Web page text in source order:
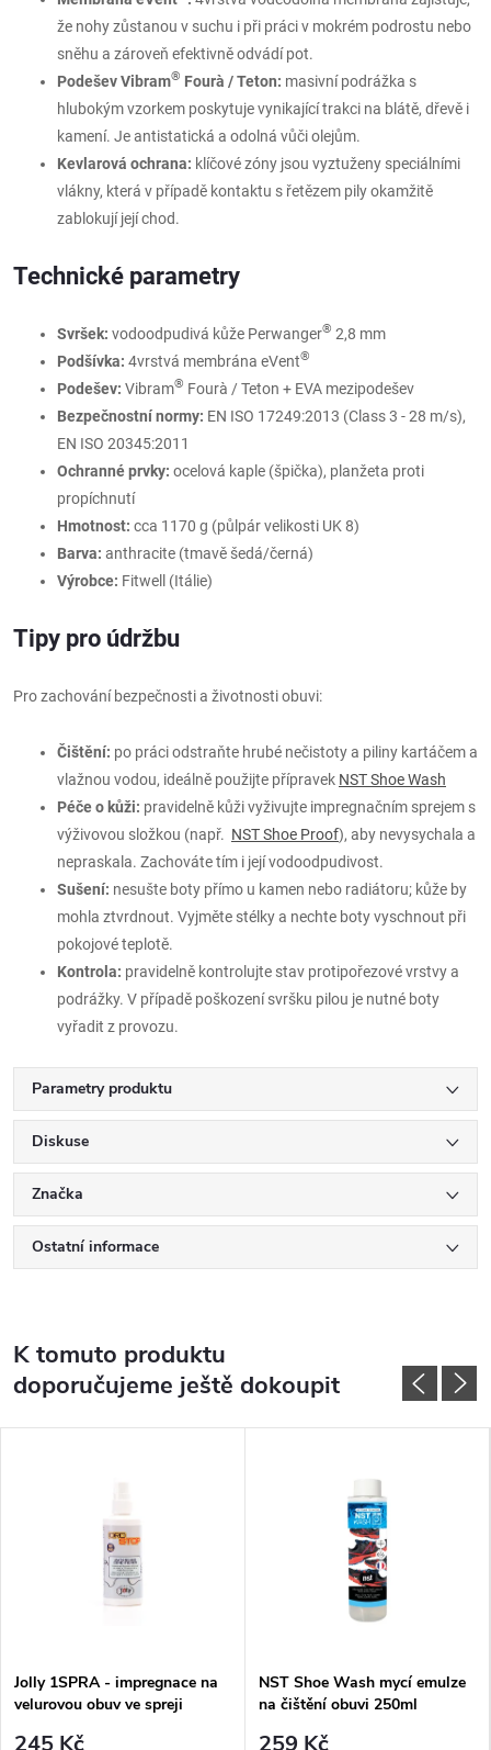
že nohy zůstanou v suchu i při práci v mokrém podrostu nebo
sněhu a zároveň efektivně odvádí pot.
Podešev Vibram® Fourà / Teton: masivní podrážka s
hlubokým vzorkem poskytuje vynikající trakci na blátě, dřevě i
kamení. Je antistatická a odolná vůči olejům.
Kevlarová ochrana: klíčové zóny jsou vyztuženy speciálními
vlákny, která v případě kontaktu s řetězem pily okamžitě
zablokují její chod.
Technické parametry
Svršek: vodoodpudivá kůže Perwanger® 2,8 mm
Podšívka: 4vrstvá membrána eVent®
Podešev: Vibram® Fourà / Teton + EVA mezipodešev
Bezpečnostní normy: EN ISO 17249:2013 (Class 3 - 28 m/s),
EN ISO 20345:2011
Ochranné prvky: ocelová kaple (špička), planžeta proti
propíchnutí
Hmotnost: cca 1170 g (půlpár velikosti UK 8)
Barva: anthracite (tmavě šedá/černá)
Výrobce: Fitwell (Itálie)
Tipy pro údržbu
Pro zachování bezpečnosti a životnosti obuvi:
Čištění: po práci odstraňte hrubé nečistoty a piliny kartáčem a
vlažnou vodou, ideálně použijte přípravek NST Shoe Wash
Péče o kůži: pravidelně kůži vyživujte impregnačním sprejem s
výživovou složkou (např. NST Shoe Proof), aby nevysychala a
nepraskala. Zachováte tím i její vodoodpudivost.
Sušení: nesušte boty přímo u kamen nebo radiátoru; kůže by
mohla ztvrdnout. Vyjměte stélky a nechte boty vyschnout při
pokojové teplotě.
Kontrola: pravidelně kontrolujte stav protipořezové vrstvy a
podrážky. V případě poškození svršku pilou je nutné boty
vyřadit z provozu.
Parametry produktu
Diskuse
Značka
Ostatní informace
K tomuto produktu
doporučujeme ještě dokoupit
Jolly 1SPRA - impregnace na
velurovou obuv ve spreji
NST Shoe Wash mycí emulze
na čištění obuvi 250ml